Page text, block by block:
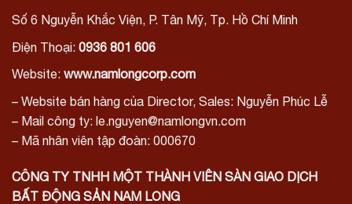
Số 6 Nguyễn Khắc Viện, P. Tân Mỹ, Tp. Hồ Chí Minh
Điện Thoại: 0936 801 606
Website: www.namlongcorp.com
– Website bán hàng của Director, Sales: Nguyễn Phúc Lễ
– Mail công ty: le.nguyen@namlongvn.com
– Mã nhân viên tập đoàn: 000670
CÔNG TY TNHH MỘT THÀNH VIÊN SÀN GIAO DỊCH
BẤT ĐỘNG SẢN NAM LONG